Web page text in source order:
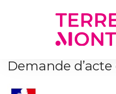
Demande